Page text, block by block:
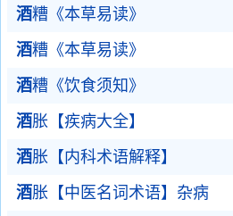
酒糟《本草易读》
酒糟《本草易读》
酒糟《饮食须知》
酒胀【疾病大全】
酒胀【内科术语解释】
酒胀【中医名词术语】杂病